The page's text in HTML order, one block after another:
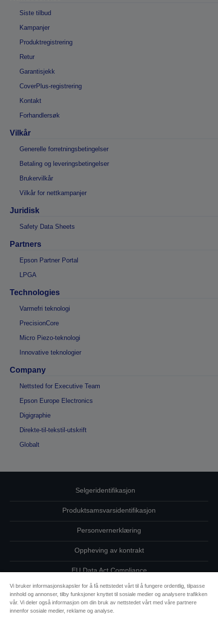
Siste tilbud
Kampanjer
Produktregistrering
Retur
Garantisjekk
CoverPlus-registrering
Kontakt
Forhandlersøk
Vilkår
Generelle forretningsbetingelser
Betaling og leveringsbetingelser
Brukervilkår
Vilkår for nettkampanjer
Juridisk
Safety Data Sheets
Partners
Epson Partner Portal
LPGA
Technologies
Varmefri teknologi
PrecisionCore
Micro Piezo-teknologi
Innovative teknologier
Company
Nettsted for Executive Team
Epson Europe Electronics
Digigraphie
Direkte-til-tekstil-utskrift
Globalt
Selgeridentifikasjon
Produktsamsvarsidentifikasjon
Personvernerklæring
Oppheving av kontrakt
EU Data Act Compliance
Ta kontakt med oss vedrørende personopplysningene dine
Informasjon om informasjonskapsler
Vi bruker informasjonskapsler for å få nettstedet vårt til å fungere ordentlig, tilpasse
innhold og annonser, tilby funksjoner knyttet til sosiale medier og analysere trafikken
vår. Vi deler også informasjon om din bruk av nettstedet vårt med våre partnere
innenfor sosiale medier, reklame og analyse.